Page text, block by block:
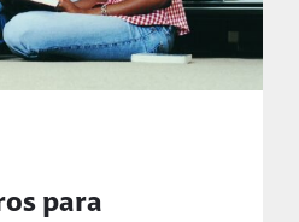
para